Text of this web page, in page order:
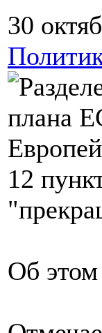
30
12
Об